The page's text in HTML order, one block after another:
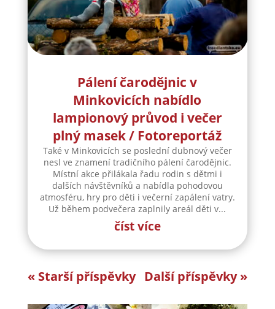
Pálení čarodějnic v
Minkovicích nabídlo
lampionový průvod i večer
plný masek / Fotoreportáž
Také v Minkovicích se poslední dubnový večer
nesl ve znamení tradičního pálení čarodějnic.
Místní akce přilákala řadu rodin s dětmi i
dalších návštěvníků a nabídla pohodovou
atmosféru, hry pro děti i večerní zapálení vatry.
Už během podvečera zaplnily areál děti v...
číst více
« Starší příspěvky Další příspěvky »